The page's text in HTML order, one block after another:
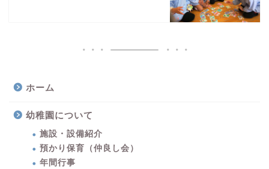
ホーム
幼稚園について
施設・設備紹介
預かり保育（仲良し会）
年間行事